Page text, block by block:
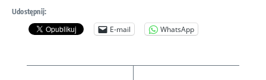
Udostępnij:
E-mail WhatsApp